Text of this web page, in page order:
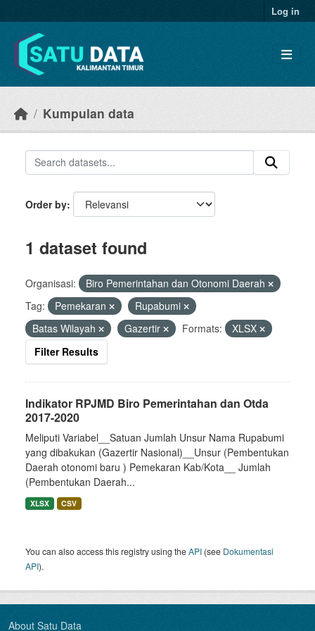
Log in
Kumpulan data
Order by
1 dataset found
Organisasi:
Biro Pemerintahan dan Otonomi Daerah
Tag:
Pemekaran
Rupabumi
Batas Wilayah
Gazertir Formats:
XLSX
Filter Results
Indikator RPJMD Biro Pemerintahan dan Otda
2017-2020
Meliputi Variabel__Satuan Jumlah Unsur Nama Rupabumi
yang dibakukan (Gazertir Nasional)__Unsur (Pembentukan
Daerah otonomi baru ) Pemekaran Kab/Kota__ Jumlah
(Pembentukan Daerah...
XLSX CSV
You can also access this registry using theAPI (see Dokumentasi
API).
About Satu Data